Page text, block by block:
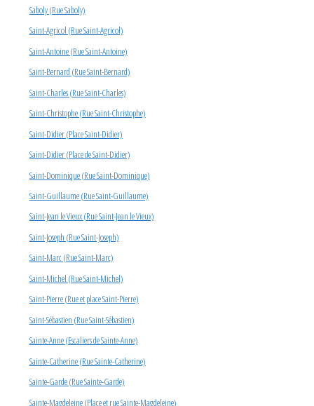
Saboly (Rue Saboly)
Saint-Agricol (Rue Saint-Agricol)
Saint-Antoine (Rue Saint-Antoine)
Saint-Bernard (Rue Saint-Bernard)
Saint-Charles (Rue Saint-Charles)
Saint-Christophe (Rue Saint-Christophe)
Saint-Didier (Place Saint-Didier)
Saint-Didier (Place de Saint-Didier)
Saint-Dominique (Rue Saint-Dominique)
Saint-Guillaume (Rue Saint-Guillaume)
Saint-Jean le Vieux (Rue Saint-Jean le Vieux)
Saint-Joseph (Rue Saint-Joseph)
Saint-Marc (Rue Saint-Marc)
Saint-Michel (Rue Saint-Michel)
Saint-Pierre (Rue et place Saint-Pierre)
Saint-Sébastien (Rue Saint-Sébastien)
Sainte-Anne (Escaliers de Sainte-Anne)
Sainte-Catherine (Rue Sainte-Catherine)
Sainte-Garde (Rue Sainte-Garde)
Sainte-Magdeleine (Place et rue Sainte-Magdeleine)